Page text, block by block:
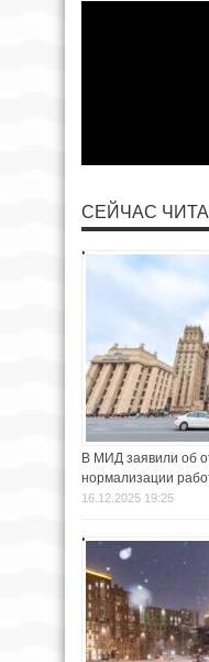
СЕЙЧАС
В МИД заявили об
нормализации
16.12.2025 19:25